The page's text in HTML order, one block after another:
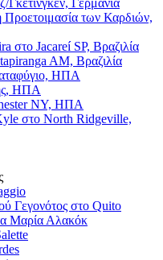
των Καρδιών,
στο Jacareí SP, Βραζιλία
AM, Βραζιλία
ΗΠΑ
ΗΠΑ
NY, ΗΠΑ
στο North Ridgeville,
Γεγονότος στο Quito
Μαρία Αλακόκ